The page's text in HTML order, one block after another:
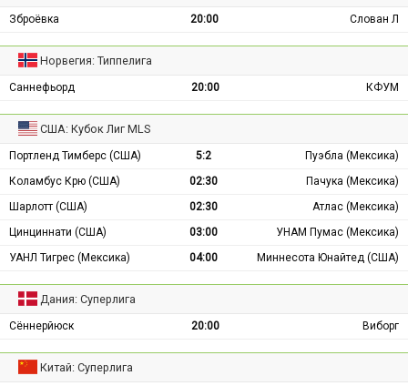
Зброёвка 20:00 Слован Л
Норвегия: Типпелига
Саннефьорд 20:00 КФУМ
США: Кубок Лиг MLS
Портленд Тимберс (США) 5:2
Пуэбла (Мексика)
Коламбус Крю (США)
02:30
Пачука (Мексика)
Шарлотт (США)
02:30
Атлас (Мексика)
Цинциннати (США)
03:00
УНАМ Пумас (Мексика)
УАНЛ Тигрес (Мексика)
04:00 Миннесота Юнайтед (США)
Дания: Суперлига
Сённерйюск 20:00 Виборг
Китай: Суперлига